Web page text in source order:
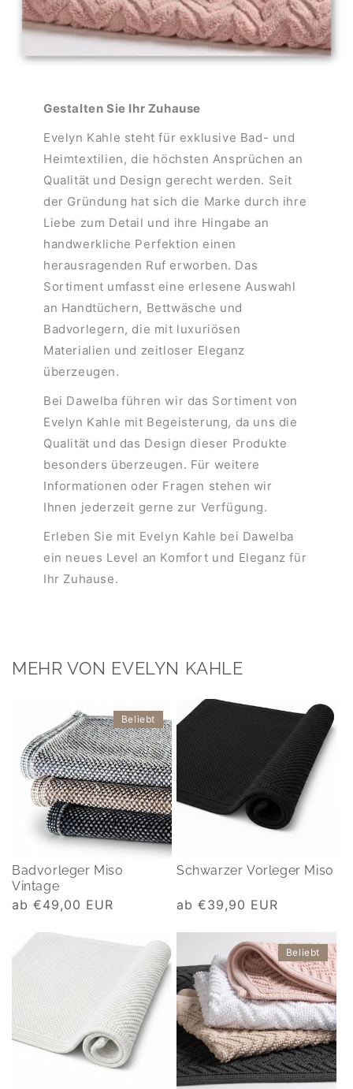
Gestalten Sie Ihr Zuhause
Evelyn Kahle steht für exklusive Bad- und
Heimtextilien, die höchsten Ansprüchen an
Qualität und Design gerecht werden. Seit
der Gründung hat sich die Marke durch ihre
Liebe zum Detail und ihre Hingabe an
handwerkliche Perfektion einen
herausragenden Ruf erworben. Das
Sortiment umfasst eine erlesene Auswahl
an Handtüchern, Bettwäsche und
Badvorlegern, die mit luxuriösen
Materialien und zeitloser Eleganz
überzeugen.
Bei Dawelba führen wir das Sortiment von
Evelyn Kahle mit Begeisterung, da uns die
Qualität und das Design dieser Produkte
besonders überzeugen. Für weitere
Informationen oder Fragen stehen wir
Ihnen jederzeit gerne zur Verfügung.
Erleben Sie mit Evelyn Kahle bei Dawelba
ein neues Level an Komfort und Eleganz für
Ihr Zuhause.
MEHR VON EVELYN KAHLE
Badvorleger Miso
Vintage
Normaler
ab €49,00 EUR
Beliebt
Schwarzer Vorleger Miso
Normaler
ab €39,90 EUR
Beliebt